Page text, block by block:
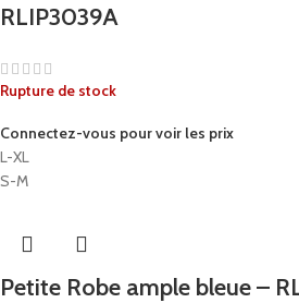
RLIP3039A
Rupture de stock
Connectez-vous pour voir les prix
L-XL
S-M
Petite Robe ample bleue –